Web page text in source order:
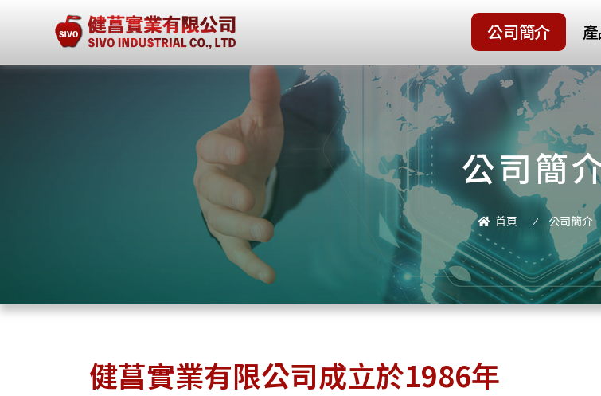
公司簡介
公司簡
首頁 公司簡介
健菖實業有限公司成立於1986年